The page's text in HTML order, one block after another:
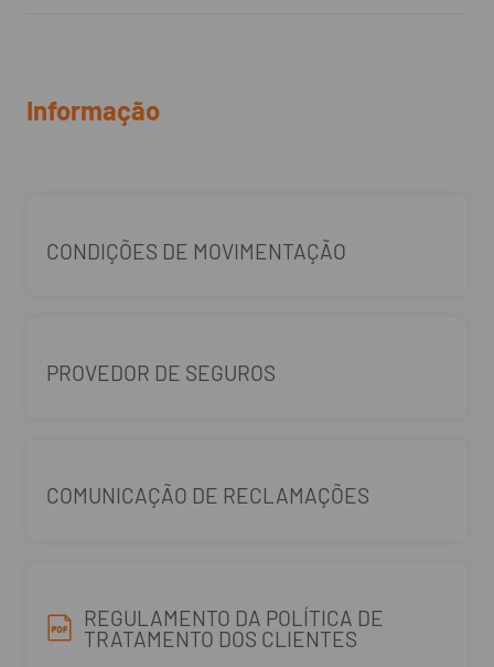
Informação
CONDIÇÕES DE MOVIMENTAÇÃO
PROVEDOR DE SEGUROS
COMUNICAÇÃO DE RECLAMAÇÕES
REGULAMENTO DA POLÍTICA DE
TRATAMENTO DOS CLIENTES